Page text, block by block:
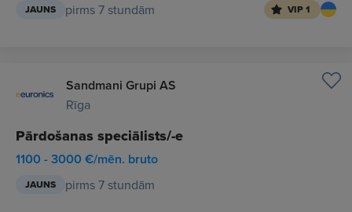
JAUNS pirms 7 stundām VIP 1
Sandmani Grupi AS
Rīga
Pārdošanas speciālists/-e
1100 - 3000 €/mēn. bruto
JAUNS pirms 7 stundām